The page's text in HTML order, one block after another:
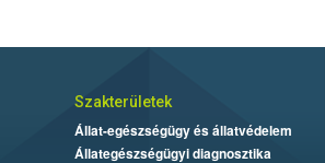
Szakterületek
Állat-egészségügy és állatvédelem
Állategészségügyi diagnosztika